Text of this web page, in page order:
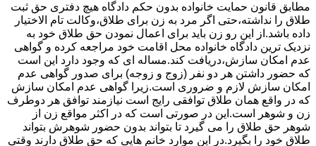
مطابق قانون حمایت خانواده بدون حکم دادگاه هیچ دفتری حق ثبت
طلاق را نداشته،حتی اگر مرد به زن برای طلاق،وکالت تام الاختیار
داده باشد.از این رو زن باید برای اعمال نمودن حق طلاق خود به
نزدیک ترین دادگاه خانواده محل اقامت خود مراجعه کرده و گواهی
عدم امکان سازش،دریافت کند.مساله ای که وجود دارد این است
که حضور داشتن هر دو نفر (زوج و زوجه) برای صدور گواهی عدم
امکان سازش لازم و ضروری است.زیرا گواهی عدم امکان سازش
که در واقع همان طلاق توافقی رایج است نیازمند توافق هر دوطرف
زن و شوهر است.این در صورتی است که در اکثر مواقع زن از
شوهر حق طلاق را می گیرد تا بتواند بدون حضور شوهرش بتواند
طلاق خود را بگیرد.در این موارد خانم هایی که حق طلاق دارند وقتی